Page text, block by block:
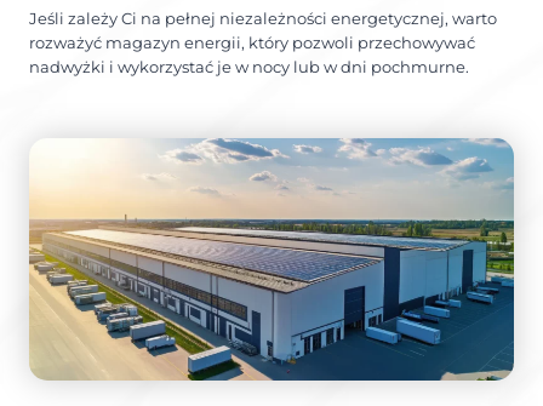
Jeśli zależy Ci na pełnej niezależności energetycznej, warto
rozważyć magazyn energii, który pozwoli przechowywać
nadwyżki i wykorzystać je w nocy lub w dni pochmurne.